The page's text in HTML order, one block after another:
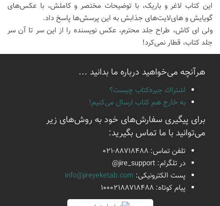
این کتاب لاغر و باریک، با توضیحات مختصر و کاملش، با عکس‌های
گویایش و های‌لایت‌های جذابش به این پرسش‌ها پاسخ داد.
ولی ای کاش، طراح جلد محترم، عکس نویسنده را از این سر تا آن سر
جلد کتاب، قطار نمی‌کرد!
هرآنچه می‌خواهید درباره ما بدانید ...
اشتراك جيره‌كتاب چيست؟
به خارج هم كتاب ارسال می‌كنیم!
برای پیگیری سفارش‌های خود به روش‌های زیر
می‌توانید با ما تماس بگیرید:
تلفن تماس: 021-88718488
در تلگرام: @jire_support
پست الكترونیكی: info@jireyeketab.com
پیام كوتاه: 10002188718488